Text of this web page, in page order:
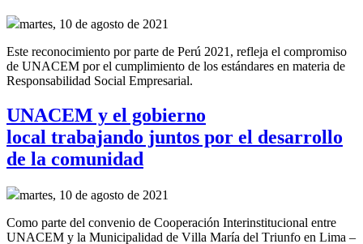
martes, 10 de agosto de 2021
Este reconocimiento por parte de Perú 2021, refleja el compromiso
de UNACEM por el cumplimiento de los estándares en materia de
Responsabilidad Social Empresarial.
UNACEM y el gobierno
local trabajando juntos por el desarrollo
de la comunidad
martes, 10 de agosto de 2021
Como parte del convenio de Cooperación Interinstitucional entre
UNACEM y la Municipalidad de Villa María del Triunfo en Lima –